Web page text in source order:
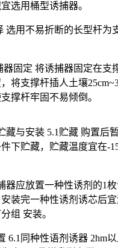
选用桶型诱捕器。
选用不易折断的长型杆为
器固定 将诱捕器固定在支
将支撑杆插人土壤
撑杆牢固不易倾倒。
藏与安装 5.1贮藏 购置后
下贮藏，贮藏温度宜在
器应放置一种性诱剂的1
装完一种性诱剂诱芯后
组 安装。
6.1同种性语剂诱器 2hm